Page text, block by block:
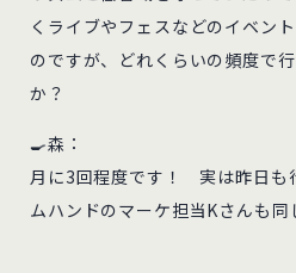
くライブやフェスなどのイベン
のですが、どれくらいの頻度で
か？
🍳森：
月に3回程度です！ 実は昨日も
ムハンドのマーケ担当Kさんも同